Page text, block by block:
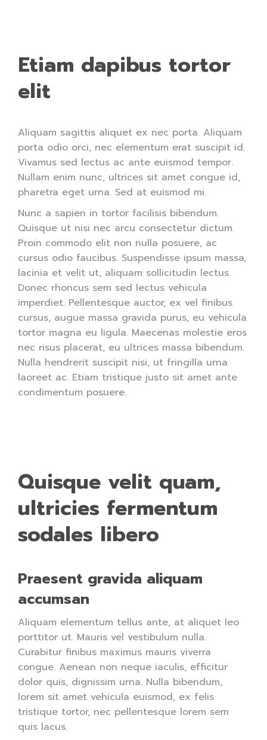
Etiam dapibus tortor
elit
Aliquam sagittis aliquet ex nec porta. Aliquam
porta odio orci, nec elementum erat suscipit id.
Vivamus sed lectus ac ante euismod tempor.
Nullam enim nunc, ultrices sit amet congue id,
pharetra eget urna. Sed at euismod mi.
Nunc a sapien in tortor facilisis bibendum.
Quisque ut nisi nec arcu consectetur dictum.
Proin commodo elit non nulla posuere, ac
cursus odio faucibus. Suspendisse ipsum massa,
lacinia et velit ut, aliquam sollicitudin lectus.
Donec rhoncus sem sed lectus vehicula
imperdiet. Pellentesque auctor, ex vel finibus
cursus, augue massa gravida purus, eu vehicula
tortor magna eu ligula. Maecenas molestie eros
nec risus placerat, eu ultrices massa bibendum.
Nulla hendrerit suscipit nisi, ut fringilla urna
laoreet ac. Etiam tristique justo sit amet ante
condimentum posuere.
Quisque velit quam,
ultricies fermentum
sodales libero
Praesent gravida aliquam
accumsan
Aliquam elementum tellus ante, at aliquet leo
porttitor ut. Mauris vel vestibulum nulla.
Curabitur finibus maximus mauris viverra
congue. Aenean non neque iaculis, efficitur
dolor quis, dignissim urna. Nulla bibendum,
lorem sit amet vehicula euismod, ex felis
tristique tortor, nec pellentesque lorem sem
quis lacus.